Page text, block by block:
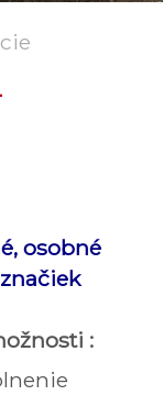
osobné
: